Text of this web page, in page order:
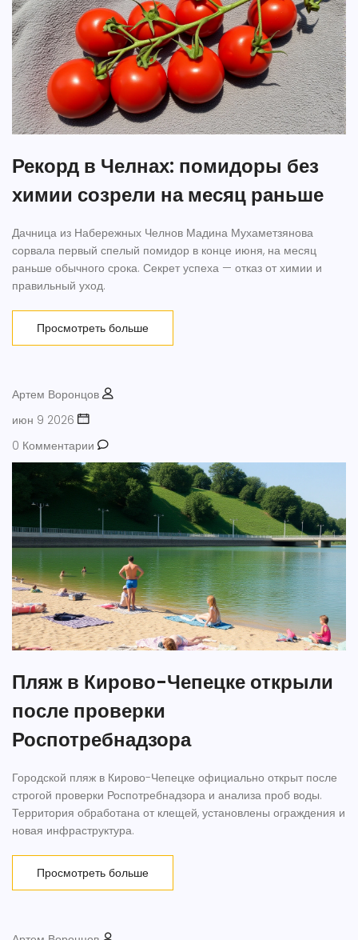
Рекорд в Челнах: помидоры без
химии созрели на месяц раньше
Дачница из Набережных Челнов Мадина Мухаметзянова
сорвала первый спелый помидор в конце июня, на месяц
раньше обычного срока. Секрет успеха — отказ от химии и
правильный уход.
Просмотреть больше
Артем Воронцов
июн 9 2026
0 Комментарии
Пляж в Кирово-Чепецке открыли
после проверки
Роспотребнадзора
Городской пляж в Кирово-Чепецке официально открыт после
строгой проверки Роспотребнадзора и анализа проб воды.
Территория обработана от клещей, установлены ограждения и
новая инфраструктура.
Просмотреть больше